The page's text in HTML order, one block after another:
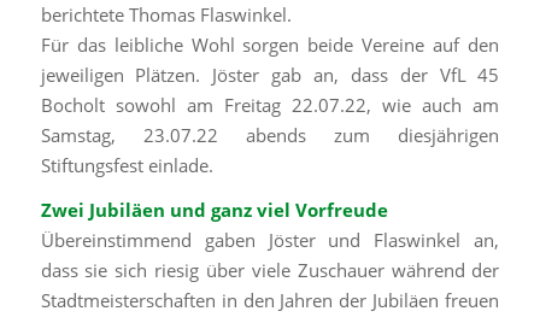
berichtete Thomas Flaswinkel.
Für das leibliche Wohl sorgen beide Vereine auf den
jeweiligen Plätzen. Jöster gab an, dass der VfL 45
Bocholt sowohl am Freitag 22.07.22, wie auch am
Samstag, 23.07.22 abends zum diesjährigen
Stiftungsfest einlade.
Zwei Jubiläen und ganz viel Vorfreude
Übereinstimmend gaben Jöster und Flaswinkel an,
dass sie sich riesig über viele Zuschauer während der
Stadtmeisterschaften in den Jahren der Jubiläen freuen